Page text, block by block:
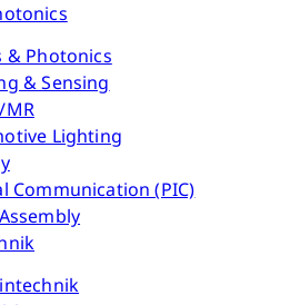
& Photonics
& Sensing
MR
Lighting
Communication (PIC)